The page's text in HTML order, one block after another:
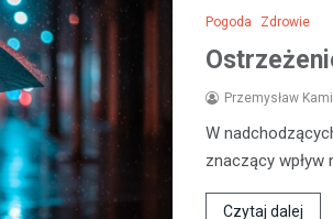
Pogoda Zdrowie
Przemysław
W
znaczący wpływ
Czytaj dalej